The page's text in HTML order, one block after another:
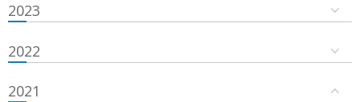
2023
2022
2021